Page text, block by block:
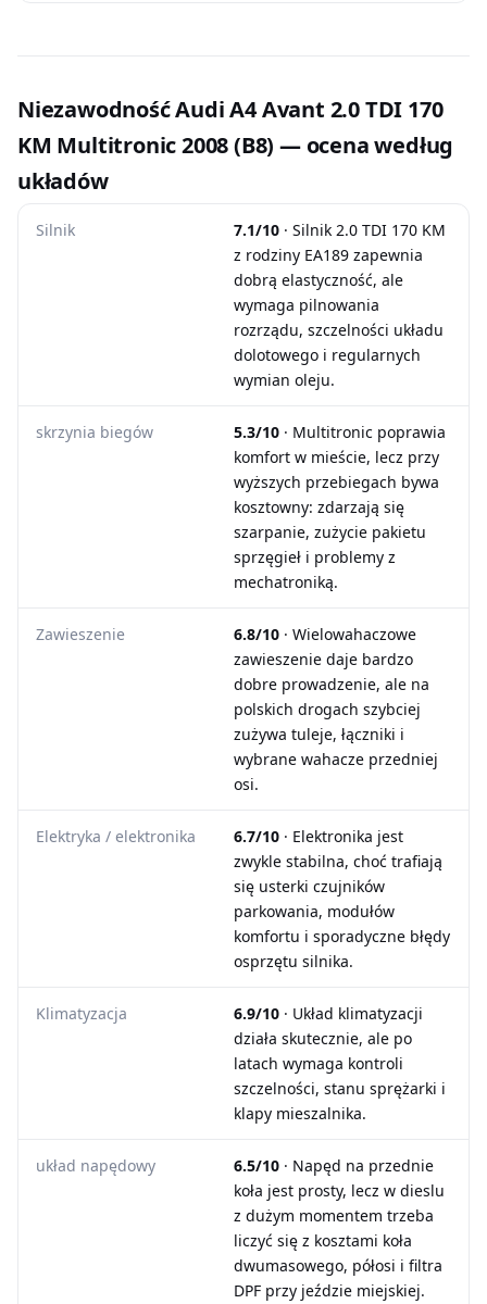
Niezawodność Audi A4 Avant 2.0 TDI 170
KM Multitronic 2008 (B8) — ocena według
układów
Silnik 7.1/10 · Silnik 2.0 TDI 170 KM
z rodziny EA189 zapewnia
dobrą elastyczność, ale
wymaga pilnowania
rozrządu, szczelności układu
dolotowego i regularnych
wymian oleju.
skrzynia biegów 5.3/10 · Multitronic poprawia
komfort w mieście, lecz przy
wyższych przebiegach bywa
kosztowny: zdarzają się
szarpanie, zużycie pakietu
sprzęgieł i problemy z
mechatroniką.
Zawieszenie 6.8/10 · Wielowahaczowe
zawieszenie daje bardzo
dobre prowadzenie, ale na
polskich drogach szybciej
zużywa tuleje, łączniki i
wybrane wahacze przedniej
osi.
Elektryka / elektronika 6.7/10 · Elektronika jest
zwykle stabilna, choć trafiają
się usterki czujników
parkowania, modułów
komfortu i sporadyczne błędy
osprzętu silnika.
Klimatyzacja 6.9/10 · Układ klimatyzacji
działa skutecznie, ale po
latach wymaga kontroli
szczelności, stanu sprężarki i
klapy mieszalnika.
układ napędowy 6.5/10 · Napęd na przednie
koła jest prosty, lecz w dieslu
z dużym momentem trzeba
liczyć się z kosztami koła
dwumasowego, półosi i filtra
DPF przy jeździe miejskiej.